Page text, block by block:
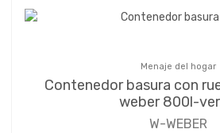
Menaje del hogar
Contenedor basura con
weber 800l-
W-WEBER